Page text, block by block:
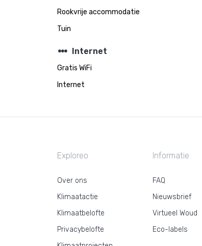
Rookvrije accommodatie
Tuin
steppers Internet
Gratis WiFi
Internet
Exploreo
Over ons
Klimaatactie
Klimaatbelofte
Privacybelofte
Informatie
FAQ
Nieuwsbrief
Virtueel Woud
Eco-labels